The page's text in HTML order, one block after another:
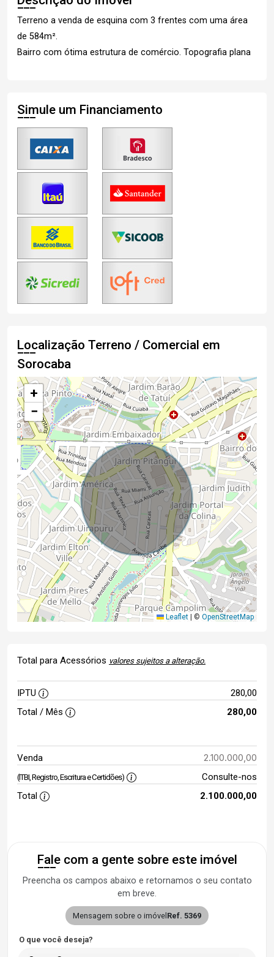
Terreno a venda de esquina com 3 frentes com uma área
de 584m².
Bairro com ótima estrutura de comércio. Topografia plana
Simule um Financiamento
Localização Terreno / Comercial em
Sorocaba
+
−
Leaflet | © OpenStreetMap
Total para Acessórios valores sujeitos a alteração.
IPTU
280,00
Total / Mês
280,00
Venda 2.100.000,00
(ITBI, Registro, Escritura e Certidões)
Consulte-nos
Total
2.100.000,00
Fale com a gente sobre este imóvel
Preencha os campos abaixo e retornamos o seu contato
em breve.
Mensagem sobre o imóvelRef. 5369
O que você deseja?